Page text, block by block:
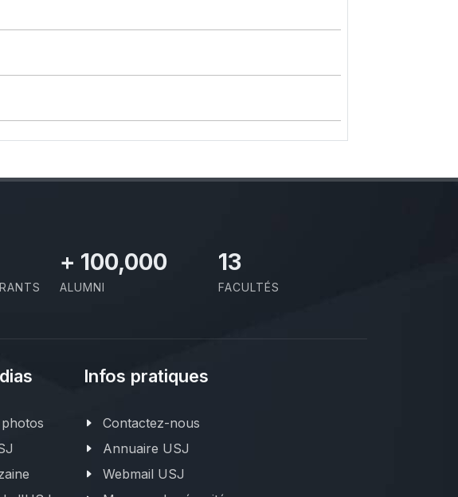
+ 100,000
ALUMNI
13
FACULTÉS
Infos pratiques
Contactez-nous
Annuaire USJ
Webmail USJ